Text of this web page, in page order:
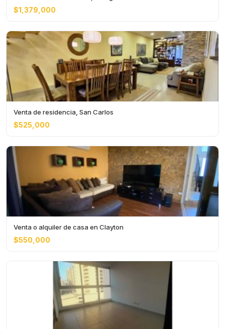
$1,379,000
Venta de residencia, San Carlos
$525,000
Venta o alquiler de casa en Clayton
$550,000